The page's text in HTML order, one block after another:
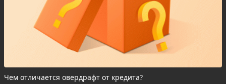
Чем отличается овердрафт от кредита?